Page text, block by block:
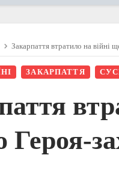
Закарпаття втратило на
ЗАКАРПАТТЯ
Героя-